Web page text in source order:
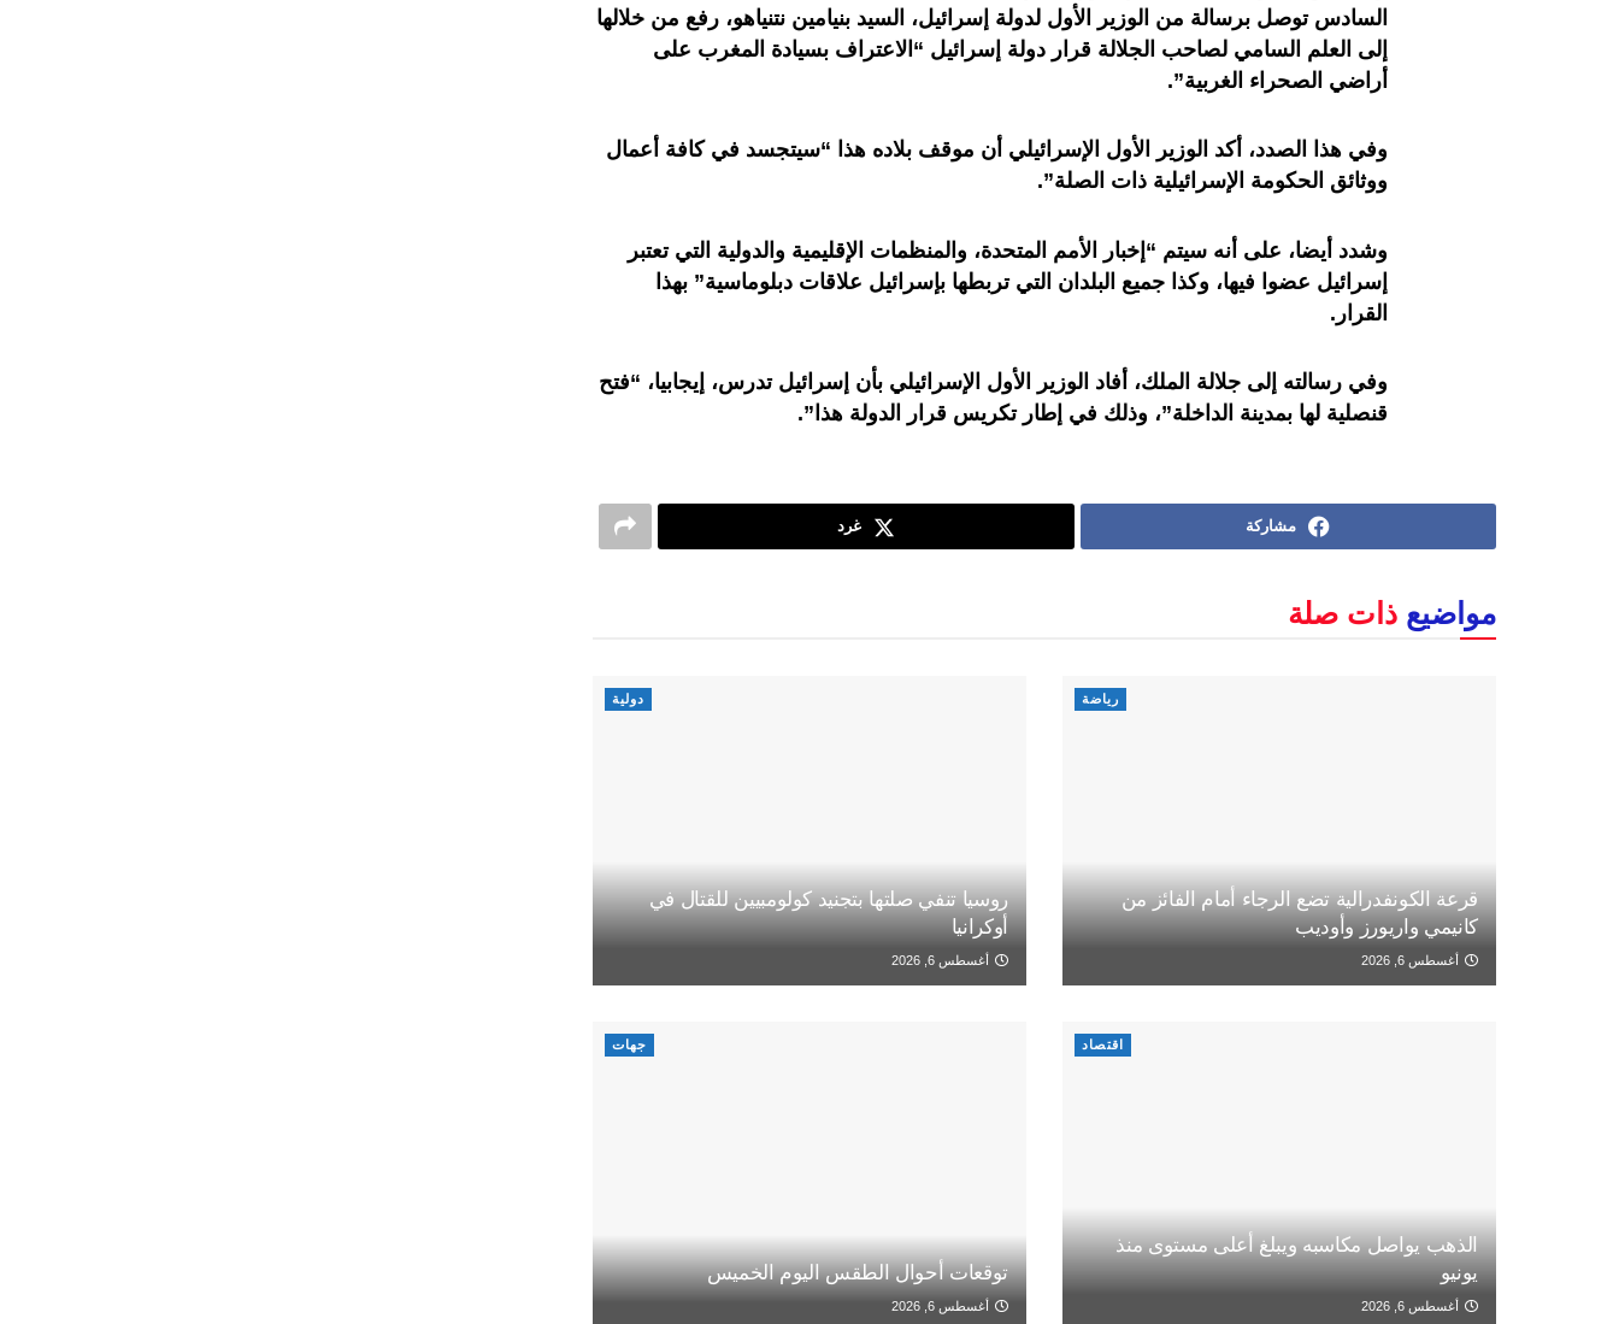
السادس توصل برسالة من الوزير الأول لدولة إسرائيل، السيد بنيامين نتنياهو، رفع من خلالها
إلى العلم السامي لصاحب الجلالة قرار دولة إسرائيل “الاعتراف بسيادة المغرب على
أراضي الصحراء الغربية”.
وفي هذا الصدد، أكد الوزير الأول الإسرائيلي أن موقف بلاده هذا “سيتجسد في كافة أعمال
ووثائق الحكومة الإسرائيلية ذات الصلة”.
وشدد أيضا، على أنه سيتم “إخبار الأمم المتحدة، والمنظمات الإقليمية والدولية التي تعتبر
إسرائيل عضوا فيها، وكذا جميع البلدان التي تربطها بإسرائيل علاقات دبلوماسية” بهذا
القرار.
وفي رسالته إلى جلالة الملك، أفاد الوزير الأول الإسرائيلي بأن إسرائيل تدرس، إيجابيا، “فتح
قنصلية لها بمدينة الداخلة”، وذلك في إطار تكريس قرار الدولة هذا”.
مشاركة غرد
مواضيع ذات صلة
رياضة
قرعة الكونفدرالية تضع الرجاء أمام الفائز من
كانيمي واريورز وأوديب
أغسطس 6, 2026
دولية
روسيا تنفي صلتها بتجنيد كولومبيين للقتال في
أوكرانيا
أغسطس 6, 2026
اقتصاد
الذهب يواصل مكاسبه ويبلغ أعلى مستوى منذ
يونيو
أغسطس 6, 2026
جهات
توقعات أحوال الطقس اليوم الخميس
أغسطس 6, 2026